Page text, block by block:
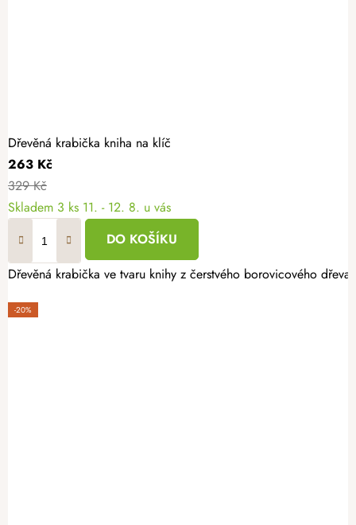
Dřevěná krabička kniha na klíč
263 Kč
329 Kč
Skladem 3 ks 11. - 12. 8. u vás
DO KOŠÍKU
Dřevěná krabička ve tvaru knihy z čerstvého borovicového
-20%